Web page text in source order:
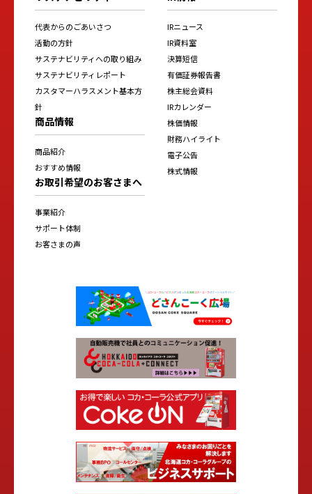
代表からのごあいさつ
活動の方針
サステナビリティへの取り組み
サステナビリティレポート
カスタマーハラスメント基本方
針
商品情報
商品紹介
おすすめ情報
お取引希望のお客さまへ
事業紹介
サポート体制
お客さまの声
IRニュース
IR資料室
決算短信
有価証券報告書
株主総会資料
IRカレンダー
株価情報
財務ハイライト
電子公告
株式情報